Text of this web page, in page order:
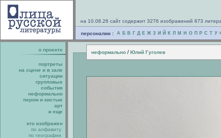
на 10.08.26 сайт содержит 3276 изображений 873
персоналии : А Б В Г Д Е Ж З И Й К Л М Н О П Р С Т У
о проекте неформально / Юлий Гуголев
портреты
на сцене и в зале
ситуации
групповые
события
неформально
пером и кистью
арт
и еще
кто изображен
по алфавиту
по географии